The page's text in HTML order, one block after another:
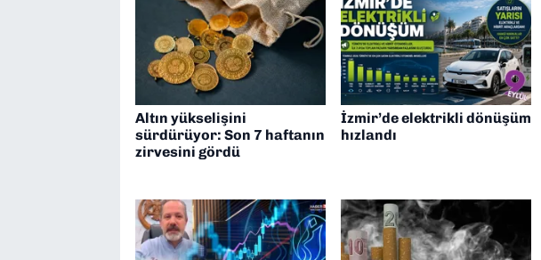
Altın yükselişini
sürdürüyor: Son 7 haftanın
zirvesini gördü
İzmir’de elektrikli dönüşüm
hızlandı